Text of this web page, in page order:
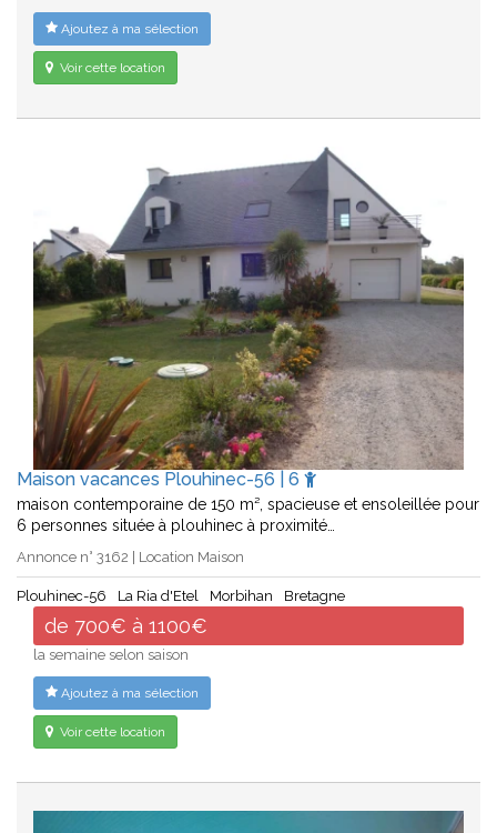
Ajoutez à ma sélection
Voir cette location
Maison vacances Plouhinec-56 | 6
maison contemporaine de 150 m², spacieuse et ensoleillée pour
6 personnes située à plouhinec à proximité…
Annonce n° 3162 | Location Maison
Plouhinec-56 La Ria d'Etel Morbihan Bretagne
de 700€ à 1100€
la semaine selon saison
Ajoutez à ma sélection
Voir cette location